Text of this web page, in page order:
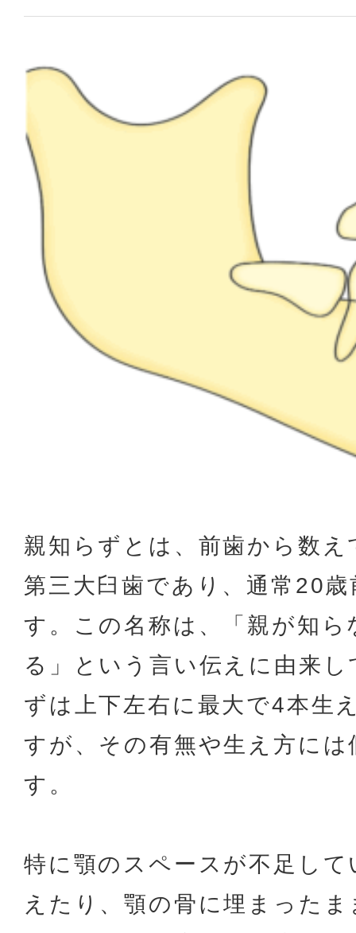
親知らずとは、前歯から数
第三大臼歯であり、通常20
す。この名称は、「親が知
る」という言い伝えに由来
ずは上下左右に最大で4本生
すが、その有無や生え方に
す。
特に顎のスペースが不足し
えたり、顎の骨に埋まった